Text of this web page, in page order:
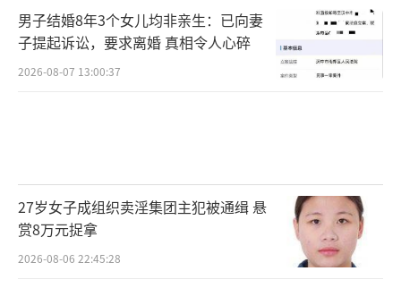
男子结婚8年3个女儿均非亲生：已向妻
子提起诉讼，要求离婚 真相令人心碎
2026-08-07 13:00:37
27岁女子成组织卖淫集团主犯被通缉 悬
赏8万元捉拿
2026-08-06 22:45:28